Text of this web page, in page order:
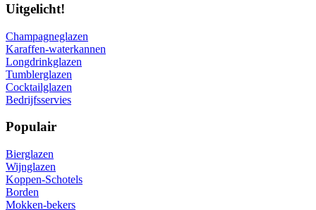
Uitgelicht!
Champagneglazen
Karaffen-waterkannen
Longdrinkglazen
Tumblerglazen
Cocktailglazen
Bedrijfsservies
Populair
Bierglazen
Wijnglazen
Koppen-Schotels
Borden
Mokken-bekers